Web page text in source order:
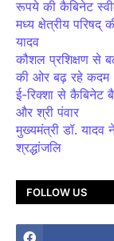
रूपये की कैबिनेट
मध्य क्षेत्रीय
यादव
कौशल प्रशिक्षण से
की ओर बढ़ रहे कदम
ई-रिक्शा से कैबिनेट
और श्री पंवार
मुख्यमंत्री डॉ. यादव
श्रद्धांजलि
FOLLOW US